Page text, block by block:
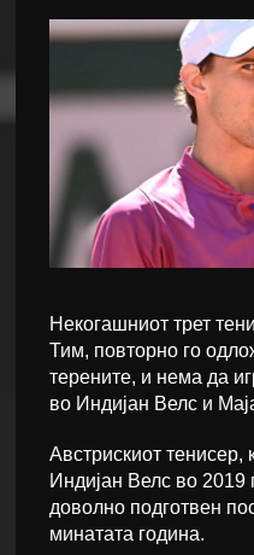
Некогашниот трет
Тим, повторно го
терените, и нема да
во Индијан Велс и
Австрискиот тенисер,
Индијан Велс во 2019
доволно подготвен
минатата година.